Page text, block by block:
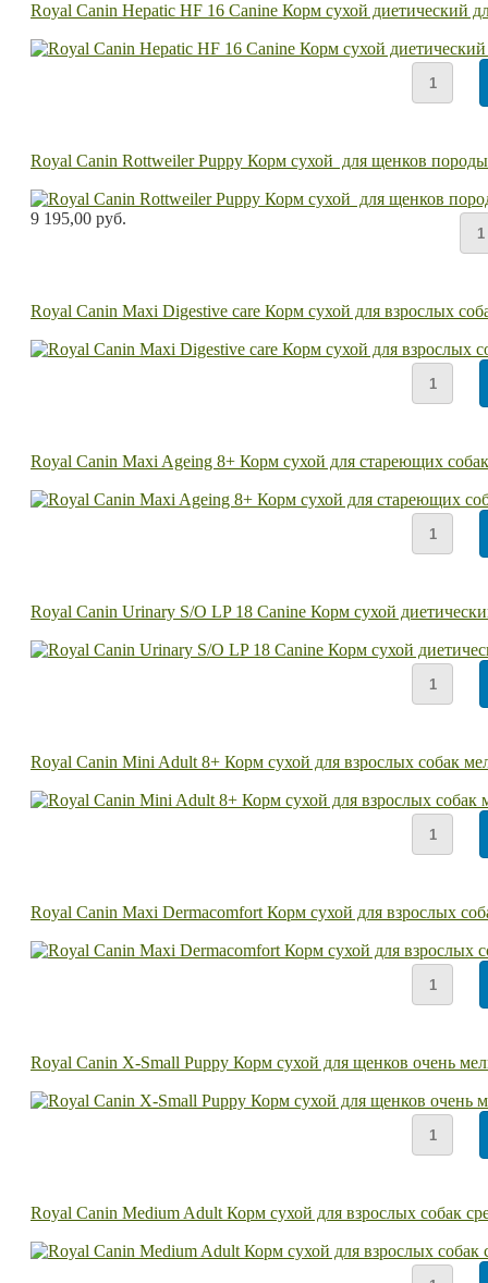
Royal Canin Hepatic HF 16 Canine Корм сухой диетический
Royal Canin Rottweiler Puppy Корм сухой для щенков
9 195,00 руб.
Royal Canin Maxi Digestive care Корм сухой для взрослых
Royal Canin Maxi Ageing 8+ Корм сухой для стареющих
Royal Canin Urinary S/O LP 18 Canine Корм сухой
Royal Canin Mini Adult 8+ Корм сухой для взрослых собак
Royal Canin Maxi Dermacomfort Корм сухой для взрослых
Royal Canin X-Small Puppy Корм сухой для щенков очень
Royal Canin Medium Adult Корм сухой для взрослых собак